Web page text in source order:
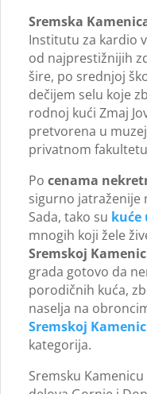
Sremska
Institutu za kardio
od najprestižnijih
šire, po srednjoj
dečijem selu koje
rodnoj kući Zmaj
pretvorena u
privatnom
Po cenama
sigurno jatraženije
Sada, tako su kuće
mnogih koji žele
Sremskoj
grada gotovo da
porodičnih kuća,
naselja na
Sremskoj
kategorija.
Sremsku